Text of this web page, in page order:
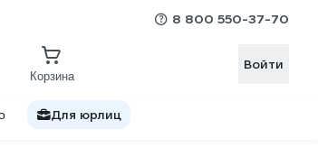
8 800 550-37-70
Корзина
Войти
Для юрлиц